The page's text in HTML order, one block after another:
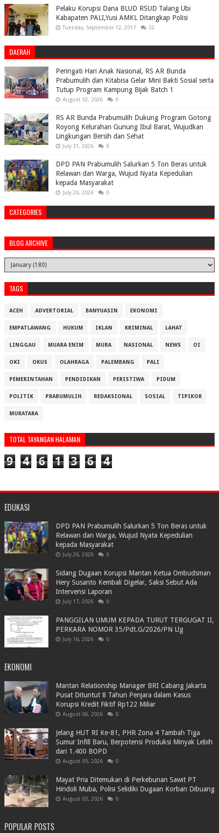
Pelaku Korupsi Dana BLUD RSUD Talang Ubi
Kabapaten PALI,Yusi AMKL Ditangkap Polisi
Tuesday, September 12, 2017 32
DAERAH
Peringati Hari Anak Nasional, RS AR Bunda
Prabumulih dan Kitabisa Gelar Mini Bakti Sosial serta
Tutup Program Kampung Bijak Batch 1
August 02, 2026 0
RS AR Bunda Prabumulih Dukung Program Gotong
Royong Kelurahan Gunung Ibul Barat, Wujudkan
Lingkungan Bersih dan Sehat
July 31, 2026 0
DPD PAN Prabumulih Salurkan 5 Ton Beras untuk
Relawan dan Warga, Wujud Nyata Kepedulian
kepada Masyarakat
July 26, 2026 0
CATEGORIES
BLOG ARCHIVE
TAGS
ACEH ADVERTORIAL BANYUASIN EKONOMI
EMPATLAWANG HUKUM IKLAN KRIMINAL LAHAT
LINGGAU MUARA ENIM MUBA NASIONAL NEWS OI
OKI OKUS OLAHRAGA PALEMBANG PALI
PEMERINTAHAN PENDIDIKAN PERISTIWA PIDUM
POLITIK PRABUMULIH REDAKSIONAL SOSIAL TIPIKOR
MURATARA
TOTAL TAYANGAN HALAMAN
9 4 6 1 3 6 4
EDUKASI
DPD PAN Prabumulih Salurkan 5 Ton Beras untuk
Relawan dan Warga, Wujud Nyata Kepedulian
kepada Masyarakat
July 26, 2026 0
Sidang Dugaan Korupsi Mantan Ketua Ombudsman
Hery Susanto Kembali Digelar, Saksi Sebut Ada
Intervensi Laporan
July 17, 2026 0
PANGGILAN UMUM KEPADA TURUT TERGUGAT II,
PERKARA NOMOR 35/Pdt.G/2026/PN Llg
July 16, 2026 0
EKONOMI
Mantan Relationship Manager BRI Cabang Jakarta
Pusat Dituntut 8 Tahun Penjara dalam Kasus
Korupsi Kredit Fiktif Rp122 Miliar
August 06, 2026 0
Jelang HUT RI Ke-81, PHR Zona 4 Tambah Tiga
Sumur Infill Baru, Berpotensi Produksi Minyak Lebih
dari 1.400 BOPD
August 05, 2026 0
Mayat Pria Ditemukan di Perkebunan Sawit PT
Hindoli Muba, Polisi Selidiki Dugaan Korban Dibuang
August 03, 2026 0
POPULAR POSTS